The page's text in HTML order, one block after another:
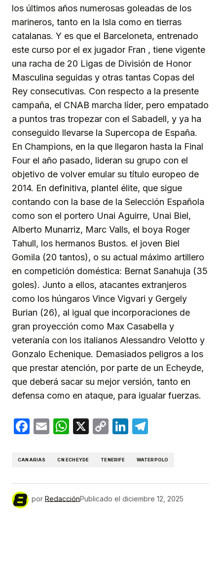
los últimos años numerosas goleadas de los
marineros, tanto en la Isla como en tierras
catalanas. Y es que el Barceloneta, entrenado
este curso por el ex jugador Fran , tiene vigente
una racha de 20 Ligas de División de Honor
Masculina seguidas y otras tantas Copas del
Rey consecutivas. Con respecto a la presente
campaña, el CNAB marcha líder, pero empatado
a puntos tras tropezar con el Sabadell, y ya ha
conseguido llevarse la Supercopa de España.
En Champions, en la que llegaron hasta la Final
Four el año pasado, lideran su grupo con el
objetivo de volver emular su título europeo de
2014. En definitiva, plantel élite, que sigue
contando con la base de la Selección Española
como son el portero Unai Aguirre, Unai Biel,
Alberto Munarriz, Marc Valls, el boya Roger
Tahull, los hermanos Bustos. el joven Biel
Gomila (20 tantos), o su actual máximo artillero
en competición doméstica: Bernat Sanahuja (35
goles). Junto a ellos, atacantes extranjeros
como los húngaros Vince Vigvari y Gergely
Burian (26), al igual que incorporaciones de
gran proyección como Max Casabella y
veteranía con los italianos Alessandro Velotto y
Gonzalo Echenique. Demasiados peligros a los
que prestar atención, por parte de un Echeyde,
que deberá sacar su mejor versión, tanto en
defensa como en ataque, para igualar fuerzas.
Facebook
EmailWhatsApp
X
CopyLinkedIn
CANARIAS CN ECHEYDE TENERIFE WATERPOLO
por RedacciónPublicado el diciembre 12, 2025